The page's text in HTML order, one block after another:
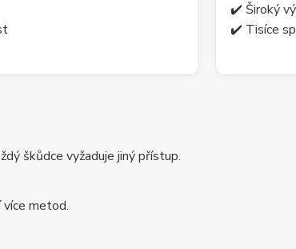
✔️ Široký
✔️ Tisíce
škůdce vyžaduje jiný přístup.
metod.